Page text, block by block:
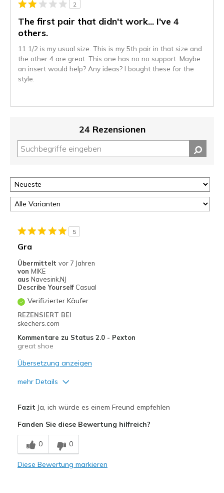
2
The first pair that didn't work... I've 4
others.
11 1/2 is my usual size. This is my 5th pair in that size and
the other 4 are great. This one has no no support. Maybe
an insert would help? Any ideas? I bought these for the
style.
24 Rezensionen
5
Gra
Übermittelt vor 7 Jahren
von MIKE
aus Navesink,NJ
Describe Yourself Casual
Verifizierter Käufer
REZENSIERT BEI
skechers.com
Kommentare zu Status 2.0 - Pexton
great shoe
Übersetzung anzeigen
mehr Details
Comfortable
Stylish
Fazit Ja, ich würde es einem Freund empfehlen
Fanden Sie diese Bewertung hilfreich?
0 0
Diese Bewertung markieren